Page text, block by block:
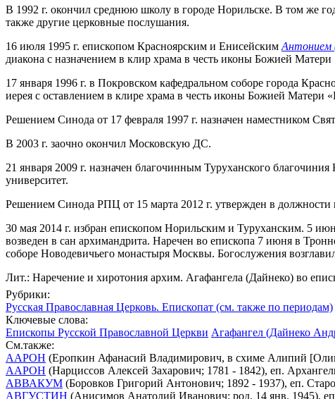
В 1992 г. окончил среднюю школу в городе Норильске. В том же
также другие церковные послушания.
16 июля 1995 г. епископом Красноярским и Енисейским Антонием
диакона с назначением в клир храма в честь иконы Божией
17 января 1996 г. в Покровском кафедральном соборе города
иерея с оставлением в клире храма в честь иконы Божией Матери
Решением Синода от 17 февраля 1997 г. назначен наместником
В 2003 г. заочно окончил Московскую ДС.
21 января 2009 г. назначен благочинным Туруханского
университет.
Решением Синода РПЦ от 15 марта 2012 г. утвержден в должности
30 мая 2014 г. избран епископом Норильским и Туруханским. 5
возведен в сан архимандрита. Наречен во епископа 7 июня в
соборе Новодевичьего монастыря Москвы. Богослужения
Лит.: Наречение и хиротония архим. Агафангела (Дайнеко) во
Рубрики:
Русская Православная Церковь. Епископат (см. также по периодам)
Ключевые слова:
Епископы Русской Православной Церкви Агафангел (Дайнеко
См.также:
ААРОН (Еропкин Афанасий Владимирович, в схиме Алипий
ААРОН (Нарциссов Алексей Захарович; 1781 - 1842), еп.
АВВАКУМ (Боровков Григорий Антонович; 1892 - 1937), еп.
АВГУСТИН (Анисимов Анатолий Иванович; род. 14 янв. 1945),